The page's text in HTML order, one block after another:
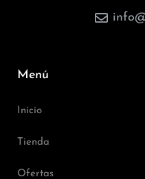
Menú
Inicio
Tienda
Ofertas